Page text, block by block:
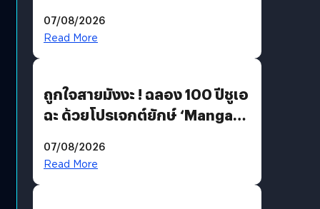
07/08/2026
Read More
ถูกใจสายมังงะ ! ฉลอง 100 ปีชูเอ
ฉะ ด้วยโปรเจกต์ยักษ์ ‘Manga
มีภาษาไทยด้วย
07/08/2026
Read More